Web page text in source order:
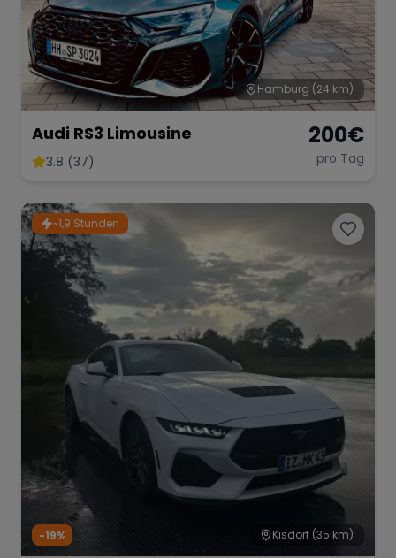
Hamburg (24 km)
Audi RS3 Limousine
3.8 (37)
200€
pro Tag
~1,9 Stunden
Kisdorf (35 km)
-19%